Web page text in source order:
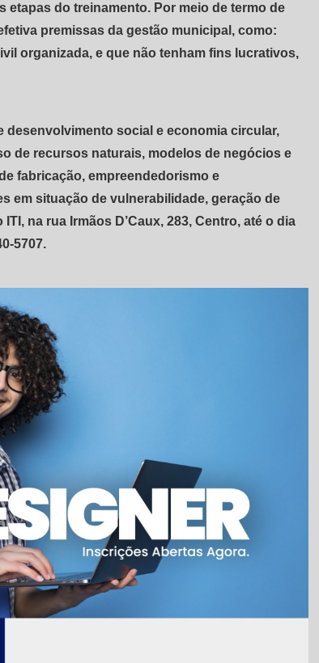
do treinamento. Por meio de termo de
premissas da gestão municipal, como:
organizada, e que não tenham fins lucrativos,
social e economia circular,
de recursos naturais, modelos de negócios e
fabricação, empreendedorismo e
em situação de vulnerabilidade, geração de
na rua Irmãos D’Caux, 283, Centro, até o dia
5707.